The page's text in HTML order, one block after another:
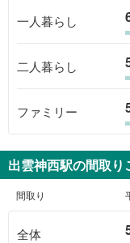
一人暮らし
二人暮らし
ファミリー
出雲神西駅の間取り
間取り
全体